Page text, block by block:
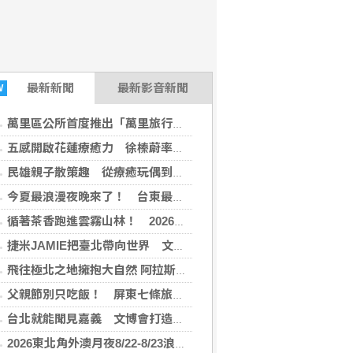
最新新聞 最新影音新聞
萬里區公所首度推出「萬里旅行能量圖鑑」摺頁在手，山海我有！一起去旅行
五感開啟花蓮療癒力 徐榛蔚率「療癒之境」驚豔高齡博覽會
民雄親子散策趣 從療癒玩偶到鳳梨好滋味一路玩進在地特色
今夏最浪漫夜晚來了！ 台東最美星空攜手乱彈阿翔陪你過父親節
循著茶香跑進雲霧山林！ 2026嘉義阿里山茶香雲徑接力賽開放報名
捷米JAMIE把臺北帶向世界 文博會限定展區曝光
飛往極北之地擁抱大自然 阿拉斯加夢幻景點開箱
父親節別只吃飯！ 屏東七條旅行路線陪爸爸放鬆去
台北就能聞見嘉義 文博會打造沉浸式香氣展
2026東北角外澳月夜8/22-8/23浪漫登場！ 感受一「夏」東北角夜的浪漫！